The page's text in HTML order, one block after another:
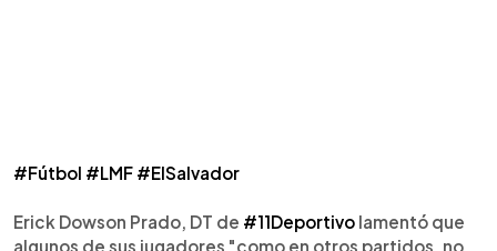
#Fútbol #LMF #ElSalvador
Erick Dowson Prado, DT de #11Deportivo lamentó que
algunos de sus jugadores "como en otros partidos, no